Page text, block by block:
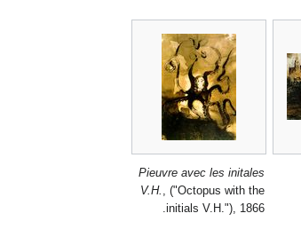
Pieuvre avec les initales
V.H.
, ("Octopus with the
initials V.H."), 1866.